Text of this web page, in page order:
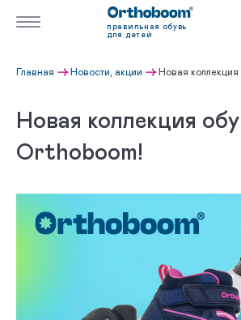
правильная обувь
для детей
Главная Новости, акции Новая
Новая коллекция
Orthoboom!